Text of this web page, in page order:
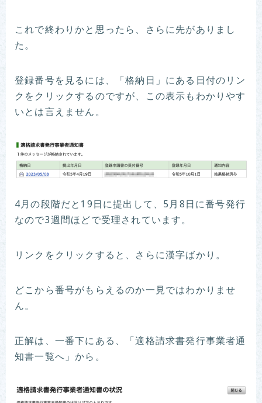
これで終わりかと思ったら、さらに先がありまし
た。
登録番号を見るには、「格納日」にある日付のリン
クをクリックするのですが、この表示もわかりやす
いとは言えません。
4月の段階だと19日に提出して、5月8日に番号発行
なので3週間ほどで受理されています。
リンクをクリックすると、さらに漢字ばかり。
どこから番号がもらえるのか一見ではわかりませ
ん。
正解は、一番下にある、「適格請求書発行事業者通
知書一覧へ」から。